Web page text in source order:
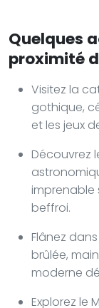
Quelques
proximité
Visitez la
gothique,
et les jeux
Découvrez
imprenable
beffroi.
Flânez
brûlée,
moderne
Explorez le